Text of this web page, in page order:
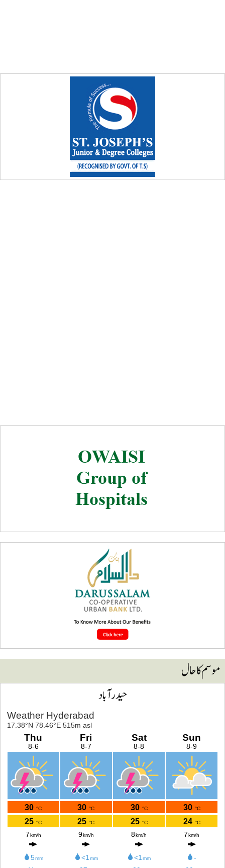
کا حال
حیدرآباد